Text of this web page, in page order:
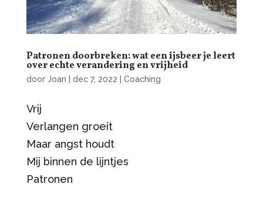
Patronen doorbreken: wat een ijsbeer je leert
over echte verandering en vrijheid
door Joan dec 7, 2022 Coaching
Vrij
Verlangen groeit
Maar angst houdt
Mij binnen de lijntjes
Patronen